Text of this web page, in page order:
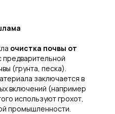
очистка почвы от
предварительной
(грунта, песка).
заключается в
включений (например
используют грохот,
промышленности.